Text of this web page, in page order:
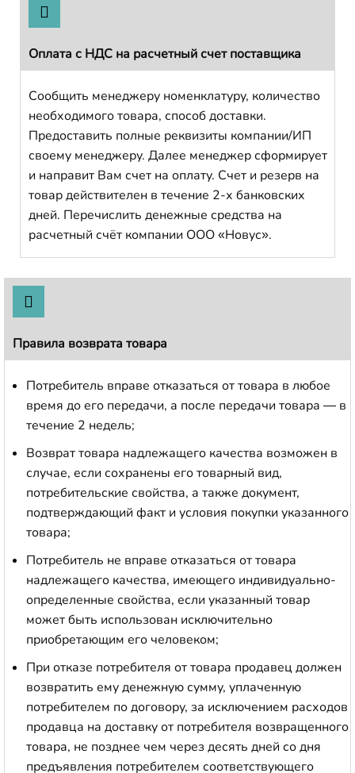
Оплата с НДС на расчетный счет поставщика
Сообщить менеджеру номенклатуру, количество
необходимого товара, способ доставки.
Предоставить полные реквизиты компании/ИП
своему менеджеру. Далее менеджер сформирует
и направит Вам счет на оплату. Счет и резерв на
товар действителен в течение 2-х банковских
дней. Перечислить денежные средства на
расчетный счёт компании ООО «Новус».
Правила возврата товара
Потребитель вправе отказаться от товара в любое
время до его передачи, а после передачи товара — в
течение 2 недель;
Возврат товара надлежащего качества возможен в
случае, если сохранены его товарный вид,
потребительские свойства, а также документ,
подтверждающий факт и условия покупки указанного
товара;
Потребитель не вправе отказаться от товара
надлежащего качества, имеющего индивидуально-
определенные свойства, если указанный товар
может быть использован исключительно
приобретающим его человеком;
При отказе потребителя от товара продавец должен
возвратить ему денежную сумму, уплаченную
потребителем по договору, за исключением расходов
продавца на доставку от потребителя возвращенного
товара, не позднее чем через десять дней со дня
предъявления потребителем соответствующего